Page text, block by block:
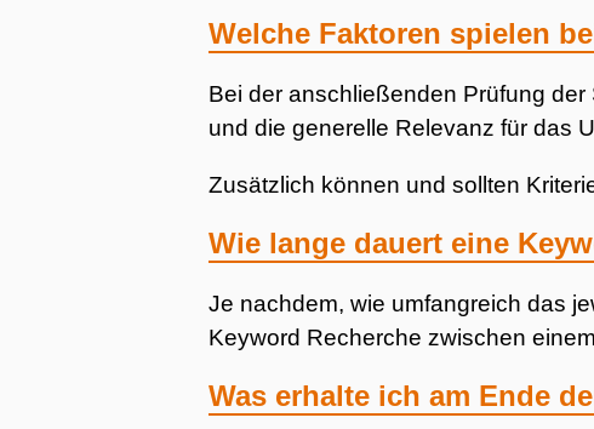
Welche Faktoren spielen
Bei der anschließenden Prüfung
und die generelle Relevanz für das
Zusätzlich können und sollten
Wie lange dauert eine
Je nachdem, wie umfangreich das
Keyword Recherche zwischen
Was erhalte ich am Ende